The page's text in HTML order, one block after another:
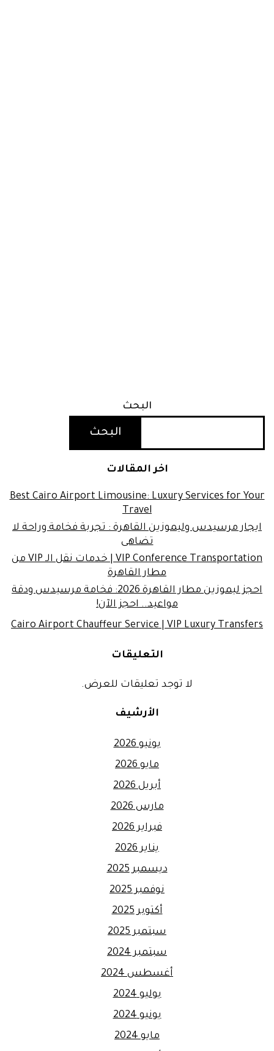
البحث
البحث
اخر المقالات
Best Cairo Airport Limousine: Luxury Services for Your
Travel
ايجار مرسيدس وليموزين القاهرة : تجربة فخامة وراحة لا
تضاهى
VIP Conference Transportation | خدمات نقل الـ VIP من
مطار القاهرة
احجز ليموزين مطار القاهرة 2026: فخامة مرسيدس ودقة
مواعيد.. احجز الآن!
Cairo Airport Chauffeur Service | VIP Luxury Transfers
التعليقات
لا توجد تعليقات للعرض.
الأرشيف
يونيو 2026
مايو 2026
أبريل 2026
مارس 2026
فبراير 2026
يناير 2026
ديسمبر 2025
نوفمبر 2025
أكتوبر 2025
سبتمبر 2025
سبتمبر 2024
أغسطس 2024
يوليو 2024
يونيو 2024
مايو 2024